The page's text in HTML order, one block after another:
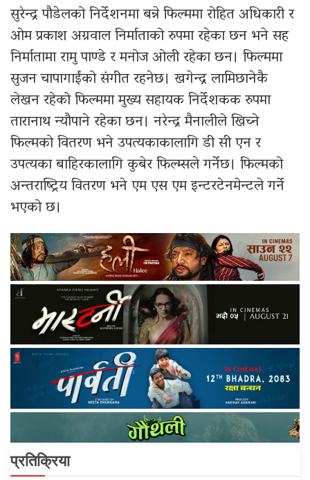
सुरेन्द्र पौडेलको निर्देशनमा बन्ने फिल्ममा रोहित अधिकारी र
ओम प्रकाश अग्रवाल निर्माताको रुपमा रहेका छन भने सह
निर्मातामा रामु पाण्डे र मनोज ओली रहेका छन। फिल्ममा
सुजन चापागाईंको संगीत रहनेछ। खगेन्द्र लामिछानेकै
लेखन रहेको फिल्ममा मुख्य सहायक निर्देशकक रुपमा
तारानाथ न्यौपाने रहेका छन। नरेन्द्र मैनालीले खिच्ने
फिल्मको वितरण भने उपत्यकाकालागि डी सी एन र
उपत्यका बाहिरकालागि कुबेर फिल्म्सले गर्नेछ। फिल्मको
अन्तराष्ट्रिय वितरण भने एम एस एम इन्टरटेनमेन्टले गर्ने
भएको छ।
प्रतिक्रिया